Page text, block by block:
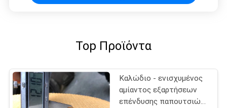
Top Προϊόντα
Καλώδιο - ενισχυμένος
αμίαντος εξαρτήσεων
επένδυσης παπουτσιών